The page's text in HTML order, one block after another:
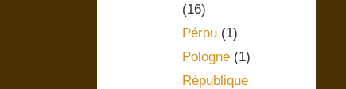
(16)
Pérou(1)
Pologne(1)
République